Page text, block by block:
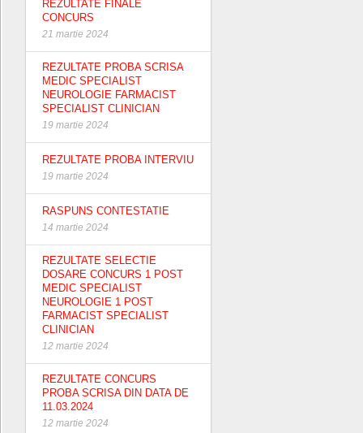
REZULTATE FINALE
CONCURS
21 martie 2024
REZULTATE PROBA SCRISA
MEDIC SPECIALIST
NEUROLOGIE FARMACIST
SPECIALIST CLINICIAN
19 martie 2024
REZULTATE PROBA INTERVIU
19 martie 2024
RASPUNS CONTESTATIE
14 martie 2024
REZULTATE SELECTIE
DOSARE CONCURS 1 POST
MEDIC SPECIALIST
NEUROLOGIE 1 POST
FARMACIST SPECIALIST
CLINICIAN
12 martie 2024
REZULTATE CONCURS
PROBA SCRISA DIN DATA DE
11.03.2024
12 martie 2024